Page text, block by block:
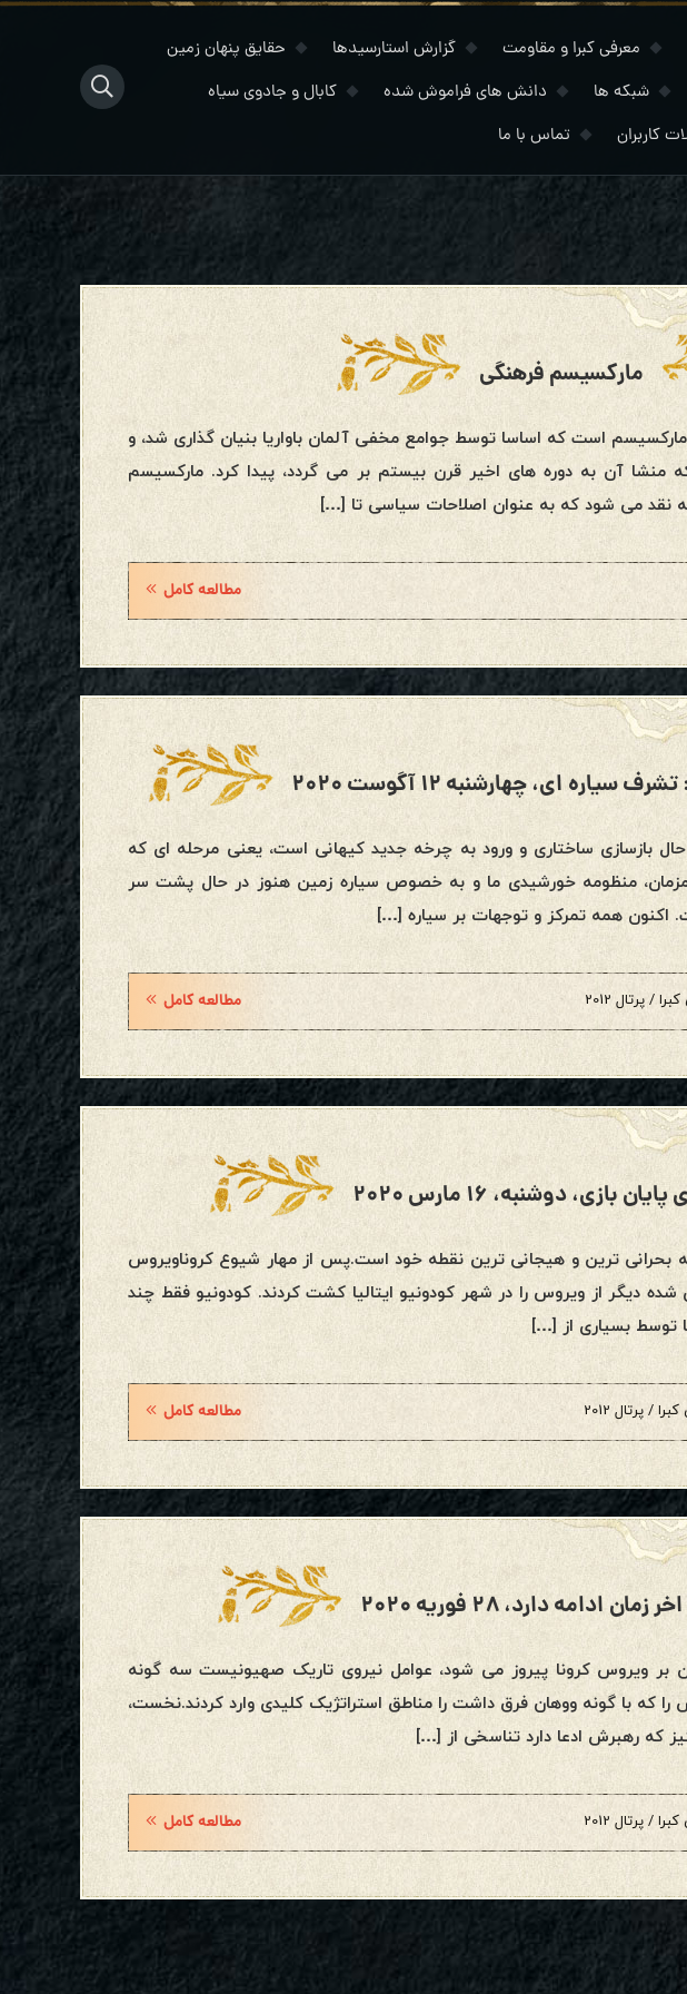
معرفی کبرا و مقاومت گزارش استارسیدها
حقایق پنهان زمین
شبکه ها دانش های فراموش شده
کابال و جادوی سیاه
کاربران تماس با ما
مارکسیسم فرهنگی
است که اساسا توسط جوامع مخفی آلمان باواریا بنیان گذاری شد، و
منشا آن به دوره های اخیر قرن بیستم بر می گردد، پیدا کرد. مارکسیسم
نقد می شود که به عنوان اصلاحات سیاسی تا […]
مطالعه کامل
ای، چهارشنبه ۱۲ آگوست ۲۰۲۰
بازسازی ساختاری و ورود به چرخه جدید کیهانی است، یعنی مرحله ای که
منظومه خورشیدی ما و به خصوص سیاره زمین هنوز در حال پشت سر
اکنون همه تمرکز و توجهات بر سیاره […]
/ پرتال 2012 مطالعه کامل
بازی، دوشنبه، ۱۶ مارس ۲۰۲۰
بحرانی ترین و هیجانی ترین نقطه خود است.پس از مهار شیوع کروناویروس
دیگر از ویروس را در شهر کودونیو ایتالیا کشت کردند. کودونیو فقط چند
توسط بسیاری از […]
/ پرتال 2012 مطالعه کامل
ادامه دارد، ۲۸ فوریه ۲۰۲۰
ویروس کرونا پیروز می شود، عوامل نیروی تاریک صهیونیست سه گونه
که با گونه ووهان فرق داشت را مناطق استراتژیک کلیدی وارد کردند.نخست،
که رهبرش ادعا دارد تناسخی از […]
/ پرتال 2012 مطالعه کامل